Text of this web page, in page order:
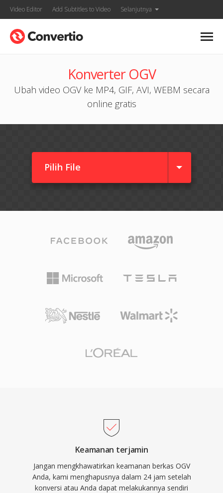
Video Editor Add Subtitles to Video Selanjutnya
Konverter OGV
Ubah video OGV ke MP4, GIF, AVI, WEBM secara
online gratis
Pilih File
Keamanan terjamin
Jangan mengkhawatirkan keamanan berkas OGV
Anda, kami menghapusnya dalam 24 jam setelah
konversi atau Anda dapat melakukannya sendiri